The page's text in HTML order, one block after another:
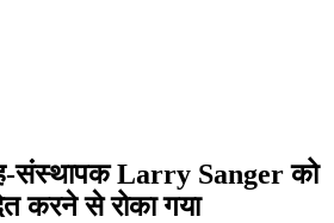
Larry Sanger को
करने से रोका गया